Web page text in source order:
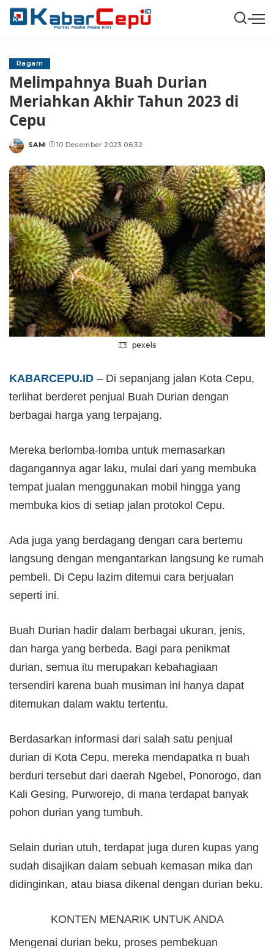
Ragam
Melimpahnya Buah Durian
Meriahkan Akhir Tahun 2023 di
Cepu
Posted
SAM 10 Desember 2023 06:32
pexels
KABARCEPU.ID – Di sepanjang jalan Kota Cepu,
terlihat berderet penjual Buah Durian dengan
berbagai harga yang terpajang.
Mereka berlomba-lomba untuk memasarkan
dagangannya agar laku, mulai dari yang membuka
tempat jualan menggunakan mobil hingga yang
membuka kios di setiap jalan protokol Cepu.
Ada juga yang berdagang dengan cara bertemu
langsung dengan mengantarkan langsung ke rumah
pembeli. Di Cepu lazim ditemui cara berjualan
seperti ini.
Buah Durian hadir dalam berbagai ukuran, jenis,
dan harga yang berbeda. Bagi para penikmat
durian, semua itu merupakan kebahagiaan
tersendiri karena buah musiman ini hanya dapat
ditemukan dalam waktu tertentu.
Berdasarkan informasi dari salah satu penjual
durian di Kota Cepu, mereka mendapatka n buah
berduri tersebut dari daerah Ngebel, Ponorogo, dan
Kali Gesing, Purworejo, di mana terdapat banyak
pohon durian yang tumbuh.
Selain durian utuh, terdapat juga duren kupas yang
sudah disajikan dalam sebuah kemasan mika dan
didinginkan, atau biasa dikenal dengan durian beku.
KONTEN MENARIK UNTUK ANDA
Mengenai durian beku, proses pembekuan